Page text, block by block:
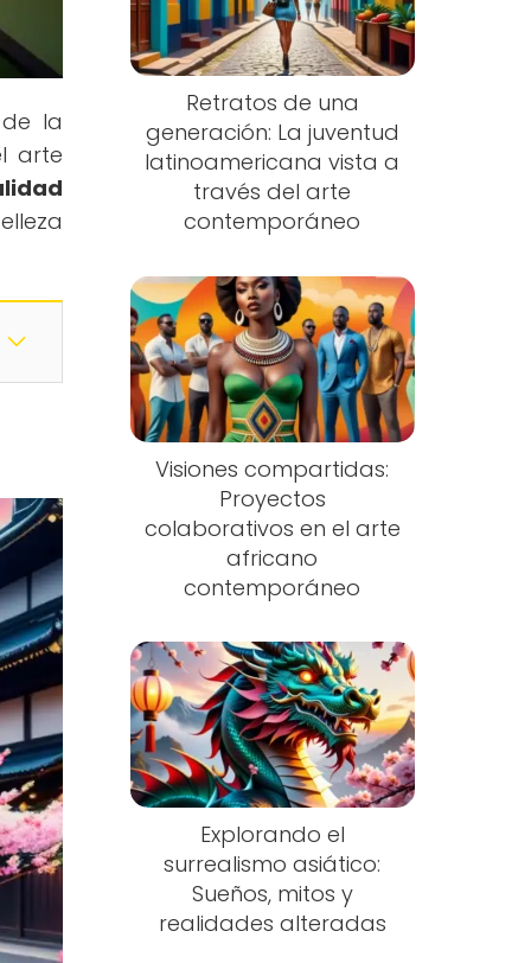
la
arte
Retratos de una
generación: La juventud
latinoamericana vista a
través del arte
contemporáneo
Visiones compartidas:
Proyectos
colaborativos en el arte
africano
contemporáneo
Explorando el
surrealismo asiático:
Sueños, mitos y
realidades alteradas